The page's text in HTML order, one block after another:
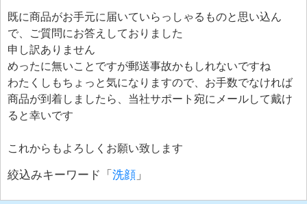
既に商品がお手元に届いていらっしゃるものと思い込ん
で、ご質問にお答えしておりました
申し訳ありません
めったに無いことですが郵送事故かもしれないですね
わたくしもちょっと気になりますので、お手数でなければ
商品が到着しましたら、当社サポート宛にメールして戴け
ると幸いです
これからもよろしくお願い致します
絞込みキーワード「 洗顔 」